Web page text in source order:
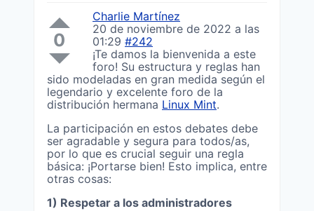
0
Charlie Martínez
20 de noviembre de 2022 a las
01:29 #242
¡Te damos la bienvenida a este
foro! Su estructura y reglas han
sido modeladas en gran medida según el
legendario y excelente foro de la
distribución hermana Linux Mint.
La participación en estos debates debe
ser agradable y segura para todos/as,
por lo que es crucial seguir una regla
básica: ¡Portarse bien! Esto implica, entre
otras cosas:
1) Respetar a los administradores